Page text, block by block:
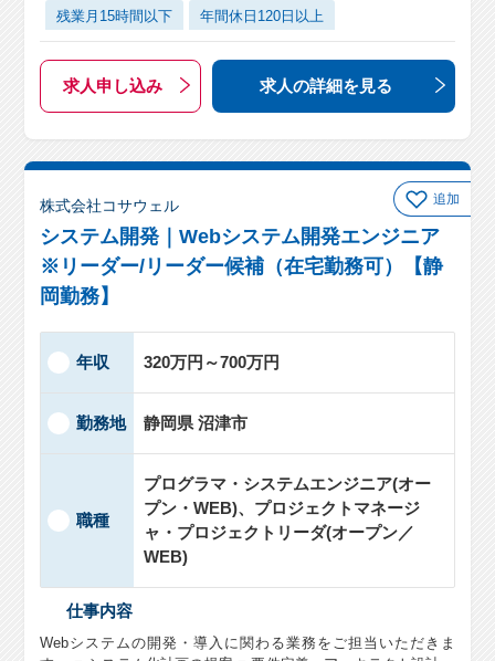
残業月15時間以下 年間休日120日以上
求人申し込み 求人の詳細を見る
追加
株式会社コサウェル
システム開発｜Webシステム開発エンジニア
※リーダー/リーダー候補（在宅勤務可）【静
岡勤務】
年収 320万円～700万円
勤務地 静岡県 沼津市
職種
プログラマ・システムエンジニア(オー
プン・WEB)、プロジェクトマネージ
ャ・プロジェクトリーダ(オープン／
WEB)
仕事内容
Webシステムの開発・導入に関わる業務をご担当いただきま